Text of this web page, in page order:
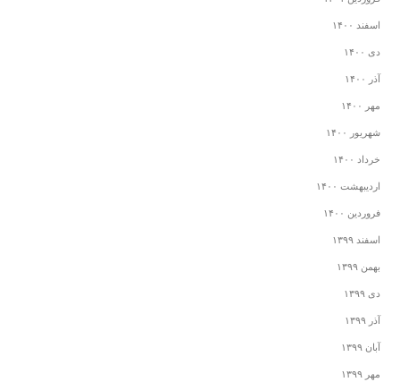
اسفند ۱۴۰۰
دی ۱۴۰۰
آذر ۱۴۰۰
مهر ۱۴۰۰
شهریور ۱۴۰۰
خرداد ۱۴۰۰
اردیبهشت ۱۴۰۰
فروردین ۱۴۰۰
اسفند ۱۳۹۹
بهمن ۱۳۹۹
دی ۱۳۹۹
آذر ۱۳۹۹
آبان ۱۳۹۹
مهر ۱۳۹۹